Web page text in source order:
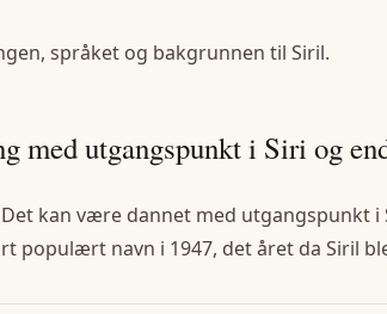
språket og bakgrunnen til Siril.
med utgangspunkt i Siri og
kan være dannet med utgangspunkt
populært navn i 1947, det året da Siril